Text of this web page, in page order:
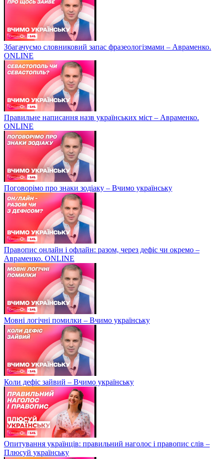
Збагачуємо словниковий запас фразеологізмами – Авраменко.
ONLINE
Правильне написання назв українських міст – Авраменко.
ONLINE
Поговорімо про знаки зодіаку – Вчимо українську
Правопис онлайн і офлайн: разом, через дефіс чи окремо –
Авраменко. ONLINE
Мовні логічні помилки – Вчимо українську
Коли дефіс зайвий – Вчимо українську
Опитування українців: правильний наголос і правопис слів –
Плюсуй українську